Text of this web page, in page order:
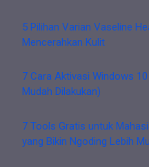
5 Pilihan Varian Vaseline
Mencerahkan Kulit
7 Cara Aktivasi Windows
Mudah Dilakukan)
7 Tools Gratis untuk
yang Bikin Ngoding Lebih